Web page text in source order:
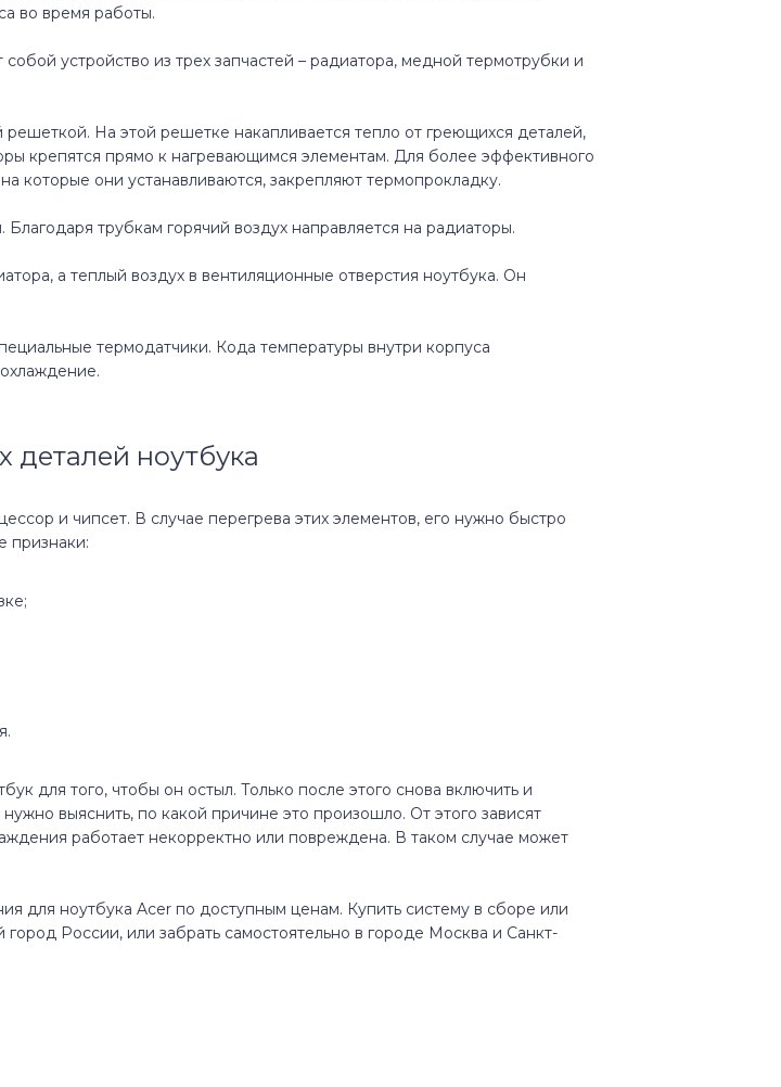
во время работы.
устройство из трех запчастей – радиатора, медной термотрубки и
На этой решетке накапливается тепло от греющихся деталей,
крепятся прямо к нагревающимся элементам. Для более эффективного
которые они устанавливаются, закрепляют термопрокладку.
трубкам горячий воздух направляется на радиаторы.
а теплый воздух в вентиляционные отверстия ноутбука. Он
термодатчики. Кода температуры внутри корпуса
деталей ноутбука
и чипсет. В случае перегрева этих элементов, его нужно быстро
признаки:
для того, чтобы он остыл. Только после этого снова включить и
выяснить, по какой причине это произошло. От этого зависят
работает некорректно или повреждена. В таком случае может
для ноутбука Acer по доступным ценам. Купить систему в сборе или
России, или забрать самостоятельно в городе Москва и Санкт-